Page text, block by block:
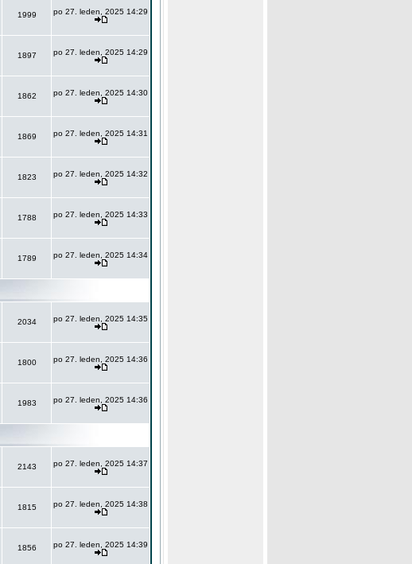
1999 po 27. leden, 2025 14:29
1897 po 27. leden, 2025 14:29
1862 po 27. leden, 2025 14:30
1869 po 27. leden, 2025 14:31
1823 po 27. leden, 2025 14:32
1788 po 27. leden, 2025 14:33
1789 po 27. leden, 2025 14:34
2034 po 27. leden, 2025 14:35
1800 po 27. leden, 2025 14:36
1983 po 27. leden, 2025 14:36
2143 po 27. leden, 2025 14:37
1815 po 27. leden, 2025 14:38
1856 po 27. leden, 2025 14:39